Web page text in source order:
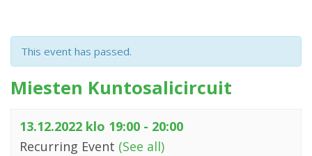
This event has passed.
Miesten Kuntosalicircuit
13.12.2022 klo 19:00 - 20:00
Recurring Event (See all)